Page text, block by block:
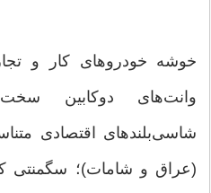
خوشه خودروهای کار و
شاسی‌بلندهای اقتصادی
(عراق و شامات)؛ سگمنتی